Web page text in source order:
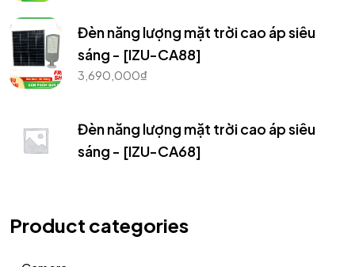
Đèn năng lượng mặt trời cao áp siêu
sáng - [IZU-CA88]
3,690,000₫
Đèn năng lượng mặt trời cao áp siêu
sáng - [IZU-CA68]
Product categories